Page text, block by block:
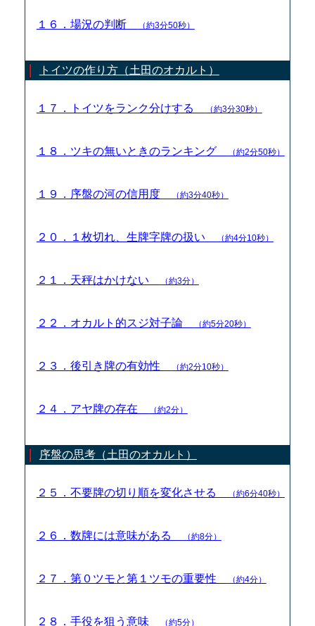
１６．場況の判断 （約3分50秒）
トイツの作り方（土田のオカルト）
１７．トイツをランク分けする （約3分30秒）
１８．ツキの無いときのランキング （約2分50秒）
１９．序盤の河の信用度 （約3分40秒）
２０．１枚切れ、生牌字牌の扱い （約4分10秒）
２１．天秤はかけない （約3分）
２２．オカルト的スジ対子論 （約5分20秒）
２３．後引き牌の有効性 （約2分10秒）
２４．アヤ牌の存在 （約2分）
序盤の思考（土田のオカルト）
２５．不要牌の切り順を変化させる （約6分40秒）
２６．数牌には意味がある （約8分）
２７．第０ツモと第１ツモの重要性 （約4分）
２８．手役を狙う意味 （約5分）